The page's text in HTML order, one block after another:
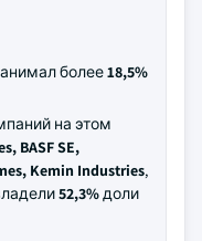
более18,5%
на этом
BASF SE,
Kemin Industries,
52,3%доли